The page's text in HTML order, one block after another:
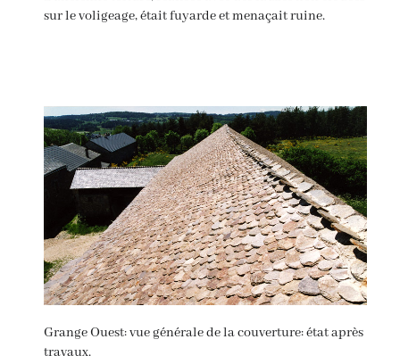
sur le voligeage, était fuyarde et menaçait ruine.
Grange Ouest: vue générale de la couverture: état après